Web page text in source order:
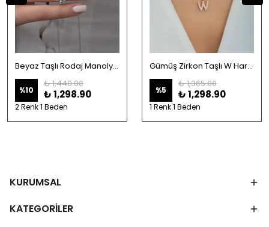
Beyaz Taşlı Rodaj Manolya Çiçeği Kolye-925 Ayar Gümüş
%10
₺ 1,440.00
₺ 1,298.90
2 Renk 1 Beden
Gümüş Zirkon Taşlı W Harfi Kolye
%5
₺ 1,365.00
₺ 1,298.90
1 Renk 1 Beden
KURUMSAL
KATEGORİLER